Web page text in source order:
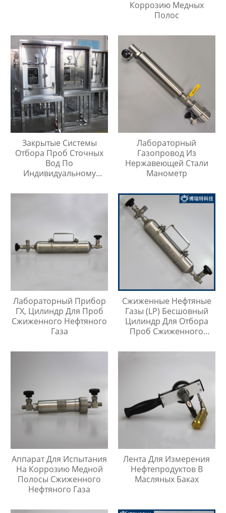
Коррозию Медных
Полос
Закрытые Системы
Отбора Проб Сточных
Вод По
Индивидуальному
Лабораторный
Газопровод Из
Нержавеющей Стали
Манометр
Лабораторный Прибор
ГХ, Цилиндр Для Проб
Сжиженного Нефтяного
Газа
Сжиженные Нефтяные
Газы (LP) Бесшовный
Цилиндр Для Отбора
Проб Сжиженного
Аппарат Для Испытания
На Коррозию Медной
Полосы Сжиженного
Нефтяного Газа
Лента Для Измерения
Нефтепродуктов В
Масляных Баках